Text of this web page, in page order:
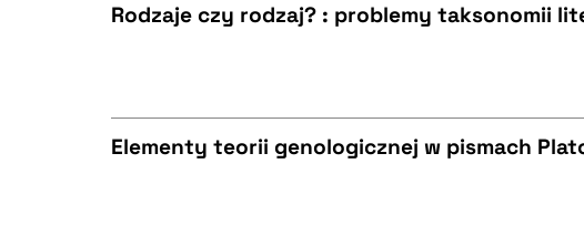
Rodzaje czy rodzaj? : problemy taksonomii
Elementy teorii genologicznej w pismach